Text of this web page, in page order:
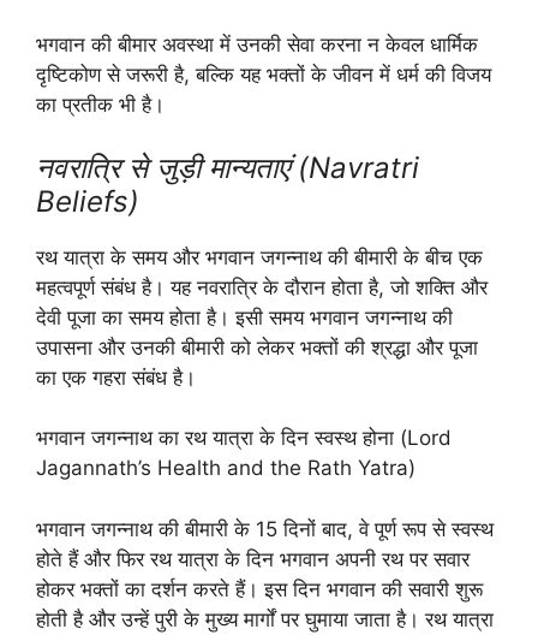
भगवान की बीमार अवस्था में उनकी सेवा करना न केवल धार्मिक
दृष्टिकोण से जरूरी है, बल्कि यह भक्तों के जीवन में धर्म की विजय
का प्रतीक भी है।
नवरात्रि से जुड़ी मान्यताएं (Navratri
Beliefs)
रथ यात्रा के समय और भगवान जगन्नाथ की बीमारी के बीच एक
महत्वपूर्ण संबंध है। यह नवरात्रि के दौरान होता है, जो शक्ति और
देवी पूजा का समय होता है। इसी समय भगवान जगन्नाथ की
उपासना और उनकी बीमारी को लेकर भक्तों की श्रद्धा और पूजा
का एक गहरा संबंध है।
भगवान जगन्नाथ का रथ यात्रा के दिन स्वस्थ होना (Lord
Jagannath’s Health and the Rath Yatra)
भगवान जगन्नाथ की बीमारी के 15 दिनों बाद, वे पूर्ण रूप से स्वस्थ
होते हैं और फिर रथ यात्रा के दिन भगवान अपनी रथ पर सवार
होकर भक्तों का दर्शन करते हैं। इस दिन भगवान की सवारी शुरू
होती है और उन्हें पुरी के मुख्य मार्गों पर घुमाया जाता है। रथ यात्रा